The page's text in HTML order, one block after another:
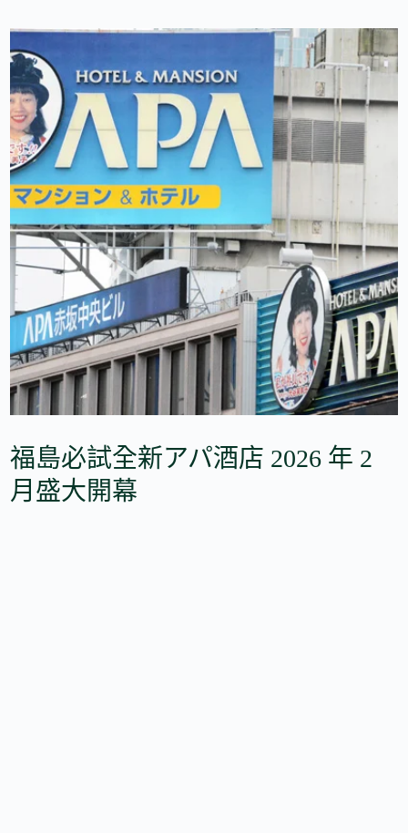
福島必試全新アパ酒店 2026 年 2
月盛大開幕